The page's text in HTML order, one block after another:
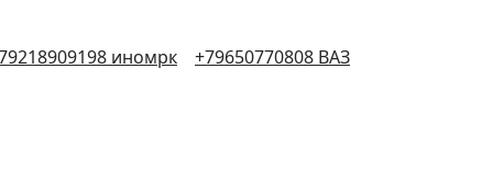
иномрк +79650770808 ВАЗ